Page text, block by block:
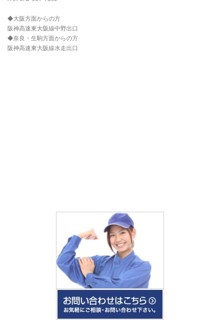
◆大阪方面からの方
阪神高速東大阪線中野出口
◆奈良・生駒方面からの方
阪神高速東大阪線水走出口